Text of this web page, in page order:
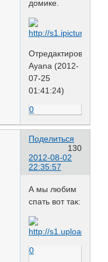
домике.
Отредактировано
Ayana (2012-
07-25
01:41:24)
0
Поделиться
130
2012-08-02
22:35:57
А мы любим
спать вот так:
0